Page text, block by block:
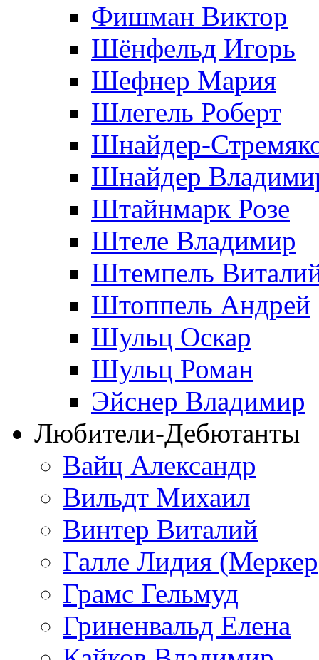
Фишман Виктор
Шёнфельд Игорь
Шефнер Мария
Шлегель Роберт
Шнайдер-
Шнайдер
Штайнмарк Розe
Штеле Владимир
Штемпель
Штоппель Андрей
Шульц Оскар
Шульц Роман
Эйснер Владимир
Любители-Дебютанты
Вайц Александр
Вильдт Михаил
Винтер Виталий
Галле Лидия
Грамс Гельмуд
Гриненвальд Елена